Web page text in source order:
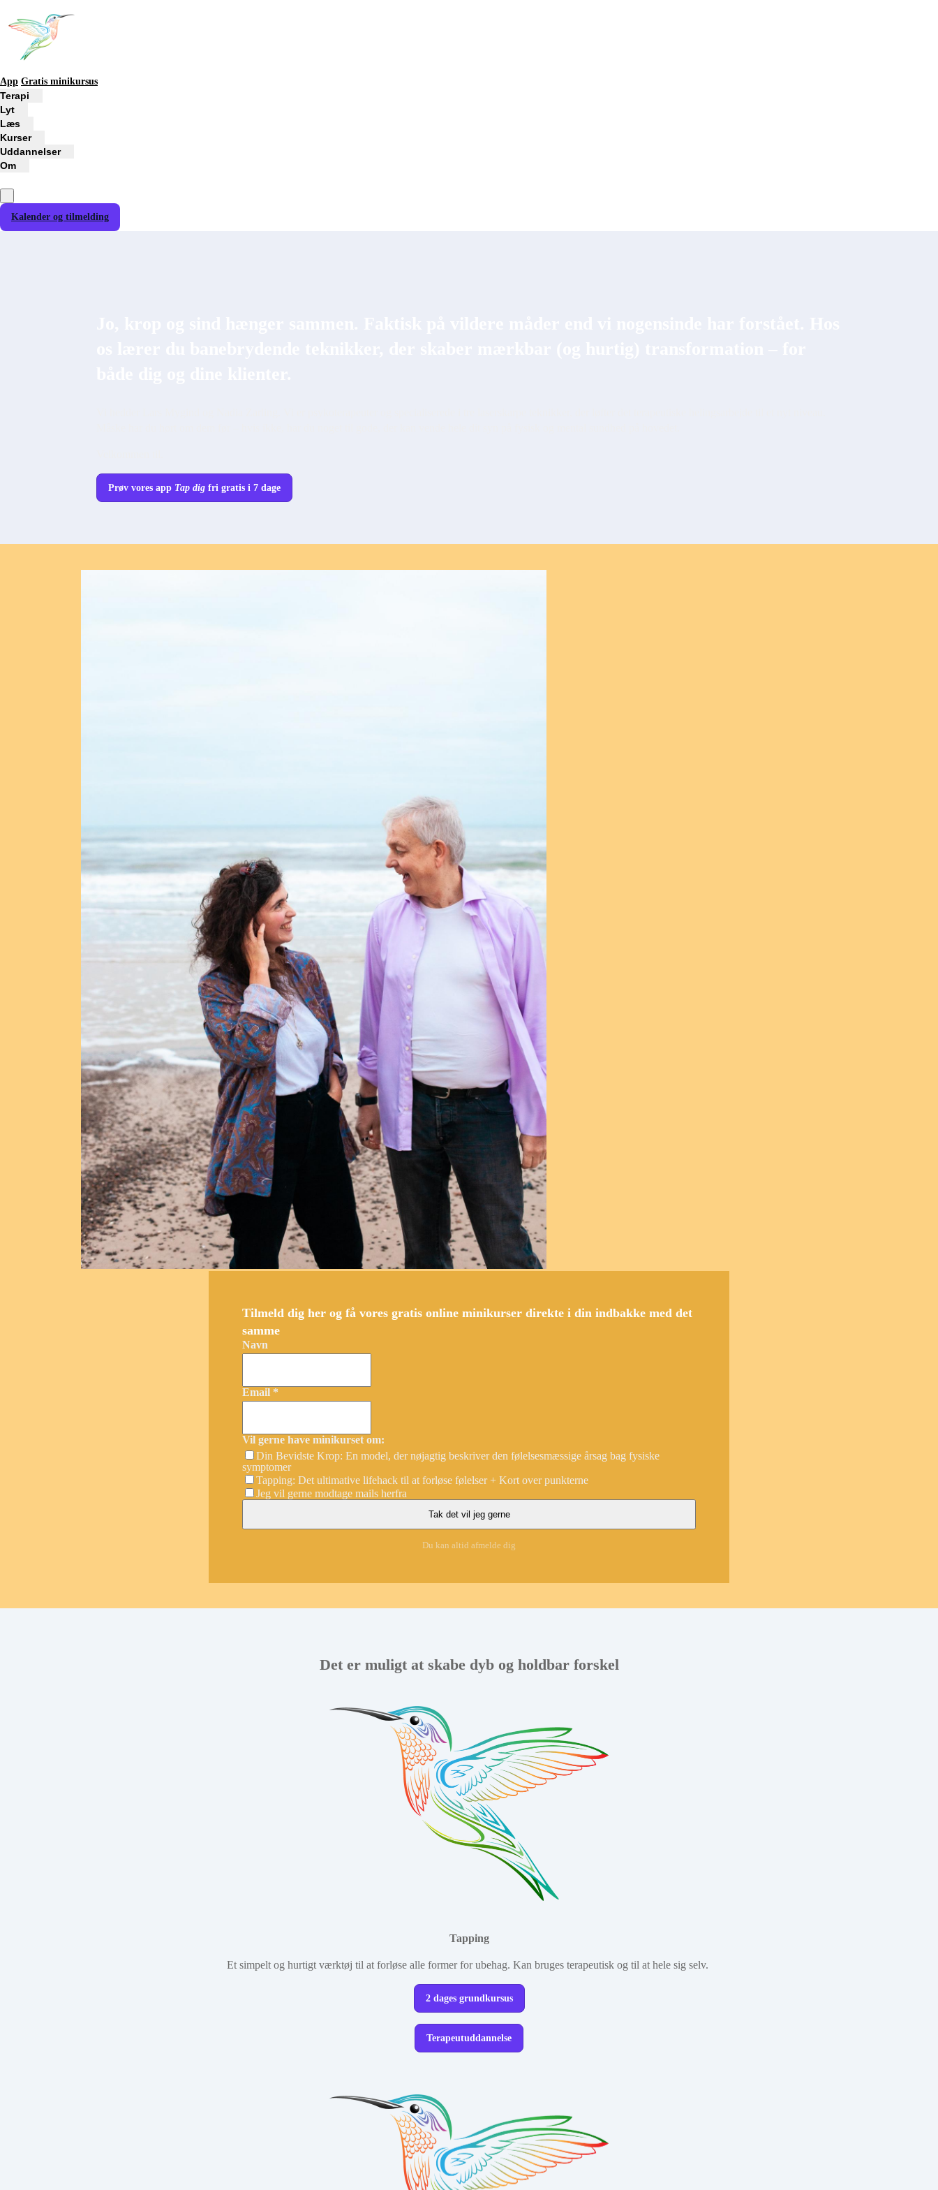
App Gratis minikursus
Terapi
Lyt
Læs
Kurser
Uddannelser
Om
Kalender og tilmelding
Prøv vores app Tap dig fri gratis i 7 dage
Tilmeld dig her og få vores gratis online minikurser direkte i din indbakke med det
samme
Navn
Email *
Vil gerne have minikurset om:
Din Bevidste Krop: En model, der nøjagtig beskriver den følelsesmæssige årsag bag fysiske
symptomer
Tapping: Det ultimative lifehack til at forløse følelser + Kort over punkterne
Jeg vil gerne modtage mails herfra
Du kan altid afmelde dig
Det er muligt at skabe dyb og holdbar forskel
Tapping
Et simpelt og hurtigt værktøj til at forløse alle former for ubehag. Kan bruges terapeutisk og til at hele sig selv.
2 dages grundkursus
Terapeutuddannelse